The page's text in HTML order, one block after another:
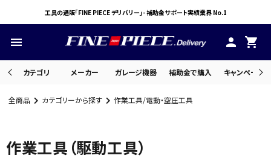
工具の通販「FINE PIECE デリバリー」- 補助金サポート実績業界 No.1
menu person shopping_cart
カテゴリ メーカー ガレージ機器 補助金で購入 キャンペーン
全商品 カテゴリーから探す 作業工具/電動・空圧工具
作業工具（駆動工具）